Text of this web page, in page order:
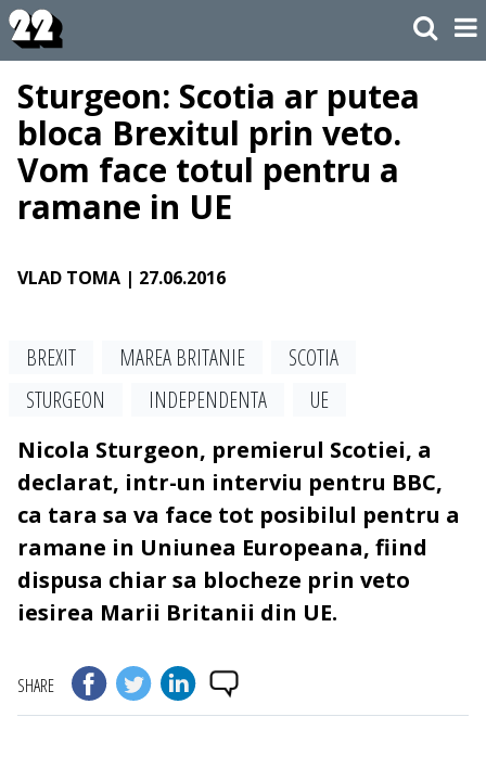
Sturgeon: Scotia ar putea
bloca Brexitul prin veto.
Vom face totul pentru a
ramane in UE
VLAD TOMA | 27.06.2016
BREXIT MAREA BRITANIE
SCOTIA
STURGEON
INDEPENDENTA
UE
Nicola Sturgeon, premierul Scotiei, a
declarat, intr-un interviu pentru BBC,
ca tara sa va face tot posibilul pentru a
ramane in Uniunea Europeana, fiind
dispusa chiar sa blocheze prin veto
iesirea Marii Britanii din UE.
SHARE